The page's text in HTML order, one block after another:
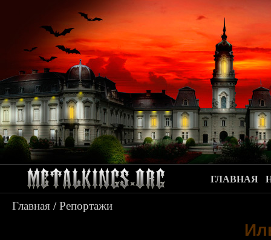
ГЛАВНАЯ
Главная /Репортажи